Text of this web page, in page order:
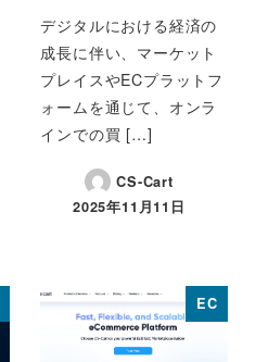
デジタルにおける経済の
成長に伴い、マーケット
プレイスやECプラットフ
ォームを通じて、オンラ
インでの買 […]
CS-Cart
投稿日
2025年11月11日
EC